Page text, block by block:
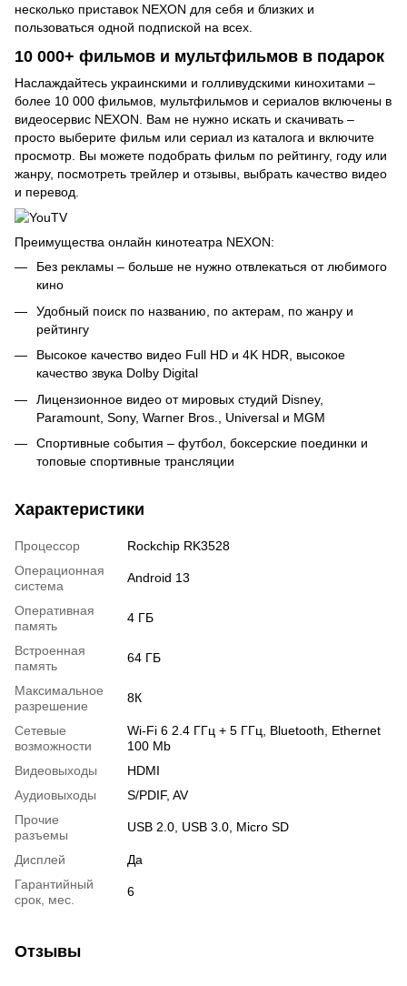
несколько приставок NEXON для себя и близких и
пользоваться одной подпиской на всех.
10 000+ фильмов и мультфильмов в подарок
Наслаждайтесь украинскими и голливудскими кинохитами –
более 10 000 фильмов, мультфильмов и сериалов включены в
видеосервис NEXON. Вам не нужно искать и скачивать –
просто выберите фильм или сериал из каталога и включите
просмотр. Вы можете подобрать фильм по рейтингу, году или
жанру, посмотреть трейлер и отзывы, выбрать качество видео
и перевод.
Преимущества онлайн кинотеатра NEXON:
Без рекламы – больше не нужно отвлекаться от любимого
кино
Удобный поиск по названию, по актерам, по жанру и
рейтингу
Высокое качество видео Full HD и 4K HDR, высокое
качество звука Dolby Digital
Лицензионное видео от мировых студий Disney,
Paramount, Sony, Warner Bros., Universal и MGM
Спортивные события – футбол, боксерские поединки и
топовые спортивные трансляции
Характеристики
Процессор
Rockchip RK3528
Операционная
система
Android 13
Оперативная
память
4 ГБ
Встроенная
память
64 ГБ
Максимальное
разрешение
8К
Сетевые
возможности
Wi-Fi 6 2.4 ГГц + 5 ГГц, Bluetooth, Ethernet
100 Mb
Видеовыходы
HDMI
Аудиовыходы
S/PDIF, AV
Прочие
разъемы
USB 2.0, USB 3.0, Micro SD
Дисплей
Да
Гарантийный
срок, мес.
6
Отзывы